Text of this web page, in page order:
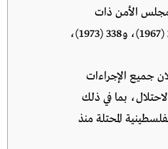
مجلس الأمن ذات
الصلة، وعلى رأسها القرارات 242 (1967)، و338 (1973)،
جميع الإجراءات
بما في ذلك
المحتلة منذ